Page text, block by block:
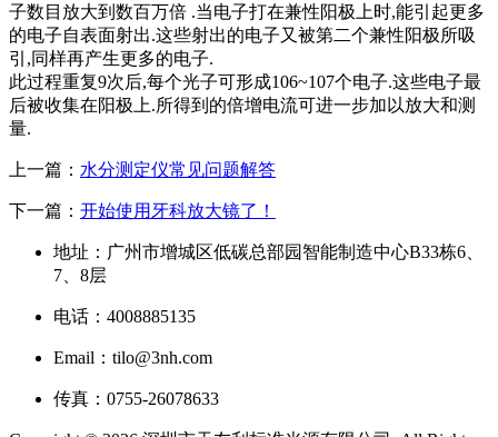
子数目放大到数百万倍 .当电子打在兼性阳极上时,能引起更多
的电子自表面射出.这些射出的电子又被第二个兼性阳极所吸
引,同样再产生更多的电子.
此过程重复9次后,每个光子可形成106~107个电子.这些电子最
后被收集在阳极上.所得到的倍增电流可进一步加以放大和测
量.
上一篇： 水分测定仪常见问题解答
下一篇： 开始使用牙科放大镜了！
地址：广州市增城区低碳总部园智能制造中心B33栋6、
7、8层
电话：4008885135
Email：tilo@3nh.com
传真：0755-26078633